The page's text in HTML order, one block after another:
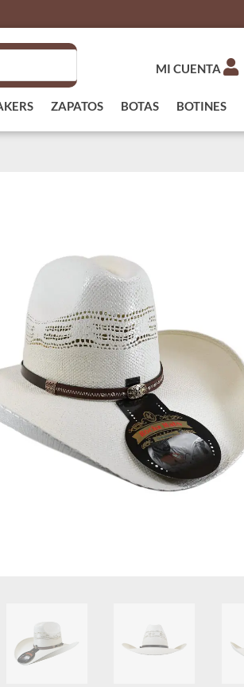
MI CUENTA
ZAPATOS BOTAS BOTINES